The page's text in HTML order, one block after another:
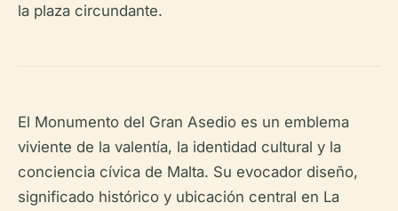
la plaza circundante.
El Monumento del Gran Asedio es un emblema
viviente de la valentía, la identidad cultural y la
conciencia cívica de Malta. Su evocador diseño,
significado histórico y ubicación central en La